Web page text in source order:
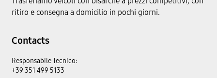
ritiro e consegna a domicilio in pochi giorni.
Contacts
Responsabile Tecnico:
+39 351 499 5133